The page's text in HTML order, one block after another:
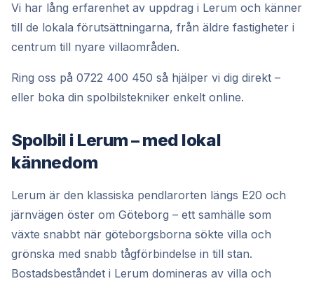
Vi har lång erfarenhet av uppdrag i Lerum och känner
till de lokala förutsättningarna, från äldre fastigheter i
centrum till nyare villaområden.
Ring oss på 0722 400 450 så hjälper vi dig direkt –
eller boka din spolbilstekniker enkelt online.
Spolbil i Lerum – med lokal
kännedom
Lerum är den klassiska pendlarorten längs E20 och
järnvägen öster om Göteborg – ett samhälle som
växte snabbt när göteborgsborna sökte villa och
grönska med snabb tågförbindelse in till stan.
Bostadsbeståndet i Lerum domineras av villa och